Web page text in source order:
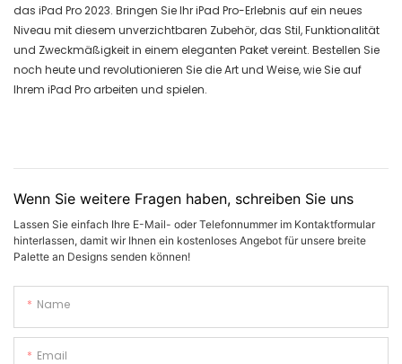
das iPad Pro 2023. Bringen Sie Ihr iPad Pro-Erlebnis auf ein neues
Niveau mit diesem unverzichtbaren Zubehör, das Stil, Funktionalität
und Zweckmäßigkeit in einem eleganten Paket vereint. Bestellen Sie
noch heute und revolutionieren Sie die Art und Weise, wie Sie auf
Ihrem iPad Pro arbeiten und spielen.
Wenn Sie weitere Fragen haben, schreiben Sie uns
Lassen Sie einfach Ihre E-Mail- oder Telefonnummer im Kontaktformular
hinterlassen, damit wir Ihnen ein kostenloses Angebot für unsere breite
Palette an Designs senden können!
Name
Email